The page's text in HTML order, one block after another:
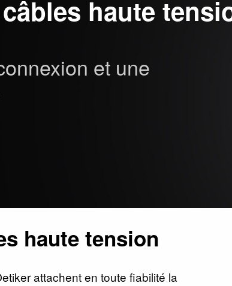
haute
et une
haute tension
attachent en toute fiabilité la